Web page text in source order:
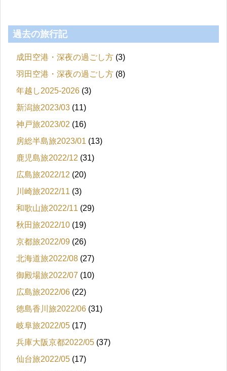
過去の旅行記
成田空港・深夜の過ごし方 (3)
羽田空港・深夜の過ごし方 (8)
年越し2025-2026 (3)
新潟旅2023/03 (11)
神戸旅2023/02 (16)
房総半島旅2023/01 (13)
鹿児島旅2022/12 (31)
広島旅2022/12 (20)
川崎旅2022/11 (3)
和歌山旅2022/11 (29)
秋田旅2022/10 (19)
京都旅2022/09 (26)
北海道旅2022/08 (27)
御殿場旅2022/07 (10)
広島旅2022/06 (22)
徳島香川旅2022/06 (31)
岐阜旅2022/05 (17)
兵庫大阪京都2022/05 (37)
仙台旅2022/05 (17)